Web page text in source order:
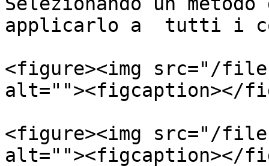
applicarlo a  tutti i
<figure><img src="/files/
alt=""><figcaption></
<figure><img src="/files/
alt=""><figcaption></